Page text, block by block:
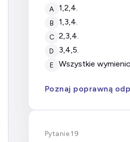
A 1,2,4.
B 1,3,4.
C 2,3,4.
D 3,4,5.
E wszystkie
Poznaj poprawną
Pytanie 19